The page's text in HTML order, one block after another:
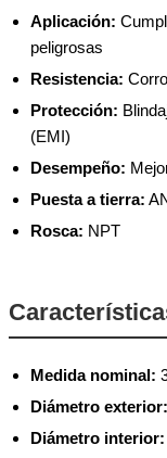
Aplicación:
peligrosas
Resistencia:
Protección:
(EMI)
Desempeño:
Puesta a tierra:
Rosca: NPT
Medida nominal:
Diámetro exterior:
Diámetro interior: